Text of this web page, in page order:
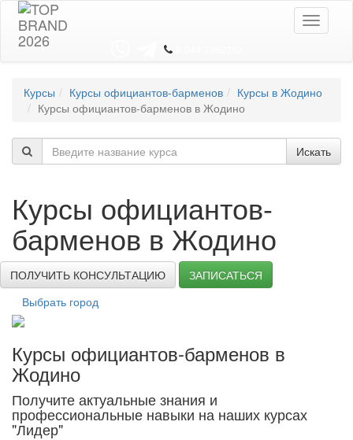
Toggle
Курсы Курсы официантов-барменов
Курсы в Жодино
Курсы официантов-барменов в Жодино
Искать
Курсы официантов-
барменов в Жодино
ПОЛУЧИТЬ КОНСУЛЬТАЦИЮ
ЗАПИСАТЬСЯ
Выбрать город
Курсы официантов-барменов в
Жодино
Получите актуальные знания и
профессиональные навыки на наших курсах
"Лидер"